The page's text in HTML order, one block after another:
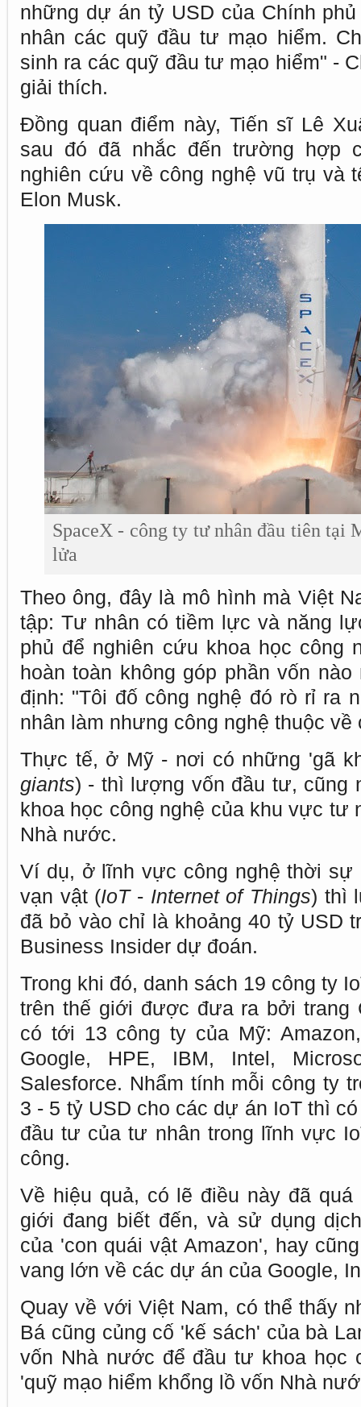
những dự án tỷ USD của Chính
nhân các quỹ đầu tư mạo hiểm.
sinh ra các quỹ đầu tư mạo hiểm" -
giải thích.
Đồng quan điểm này, Tiến sĩ Lê
sau đó đã nhắc đến trường hợp
nghiên cứu về công nghệ vũ trụ và
Elon Musk.
SpaceX - công ty tư nhân đầu tiên tại
lửa
Theo ông, đây là mô hình mà Việt
tập: Tư nhân có tiềm lực và năng
phủ để nghiên cứu khoa học công
hoàn toàn không góp phần vốn
định: "Tôi đố công nghệ đó rò rỉ ra
nhân làm nhưng công nghệ thuộc
Thực tế, ở Mỹ - nơi có những 'gã
giants) - thì lượng vốn đầu tư, cũng
khoa học công nghệ của khu vực tư
Nhà nước.
Ví dụ, ở lĩnh vực công nghệ thời sự
vạn vật (IoT- Internet of Things) thì
đã bỏ vào chỉ là khoảng 40 tỷ USD
Business Insider dự đoán.
Trong khi đó, danh sách 19 công ty
trên thế giới được đưa ra bởi trang
có tới 13 công ty của Mỹ:
Google, HPE, IBM, Intel,
Salesforce. Nhẩm tính mỗi công ty
3 - 5 tỷ USD cho các dự án IoT thì
đầu tư của tư nhân trong lĩnh vực
công.
Về hiệu quả, có lẽ điều này đã
giới đang biết đến, và sử dụng
của 'con quái vật Amazon', hay
vang lớn về các dự án của Google,
Quay về với Việt Nam, có thể thấy
Bá cũng củng cố 'kế sách' của bà
vốn Nhà nước để đầu tư khoa học
'quỹ mạo hiểm khổng lồ vốn Nhà